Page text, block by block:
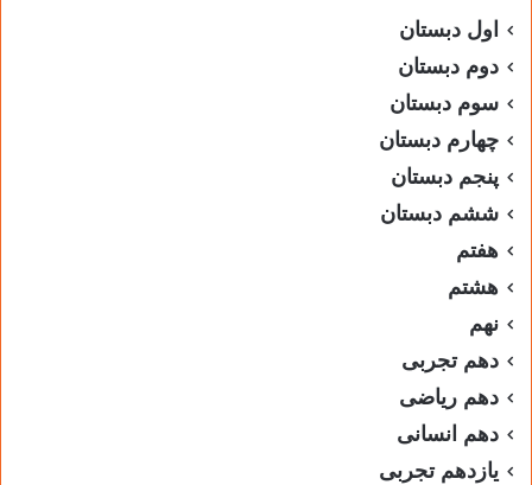
اول دبستان
دوم دبستان
سوم دبستان
چهارم دبستان
پنجم دبستان
ششم دبستان
هفتم
هشتم
نهم
دهم تجربی
دهم ریاضی
دهم انسانی
یازدهم تجربی